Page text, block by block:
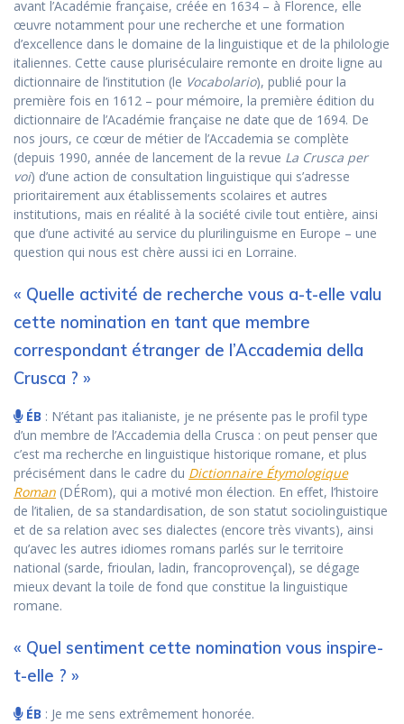
avant l’Académie française, créée en 1634 – à Florence, elle
œuvre notamment pour une recherche et une formation
d’excellence dans le domaine de la linguistique et de la philologie
italiennes. Cette cause pluriséculaire remonte en droite ligne au
dictionnaire de l’institution (le Vocabolario), publié pour la
première fois en 1612 – pour mémoire, la première édition du
dictionnaire de l’Académie française ne date que de 1694. De
nos jours, ce cœur de métier de l’Accademia se complète
(depuis 1990, année de lancement de la revue La Crusca per
voi) d’une action de consultation linguistique qui s’adresse
prioritairement aux établissements scolaires et autres
institutions, mais en réalité à la société civile tout entière, ainsi
que d’une activité au service du plurilinguisme en Europe – une
question qui nous est chère aussi ici en Lorraine.
« Quelle activité de recherche vous a-t-elle valu
cette nomination en tant que membre
correspondant étranger de l’Accademia della
Crusca ? »
ÉB : N’étant pas italianiste, je ne présente pas le profil type
d’un membre de l’Accademia della Crusca : on peut penser que
c’est ma recherche en linguistique historique romane, et plus
précisément dans le cadre du Dictionnaire Étymologique
Roman (DÉRom), qui a motivé mon élection. En effet, l’histoire
de l’italien, de sa standardisation, de son statut sociolinguistique
et de sa relation avec ses dialectes (encore très vivants), ainsi
qu’avec les autres idiomes romans parlés sur le territoire
national (sarde, frioulan, ladin, francoprovençal), se dégage
mieux devant la toile de fond que constitue la linguistique
romane.
« Quel sentiment cette nomination vous inspire-
t-elle ? »
ÉB : Je me sens extrêmement honorée.